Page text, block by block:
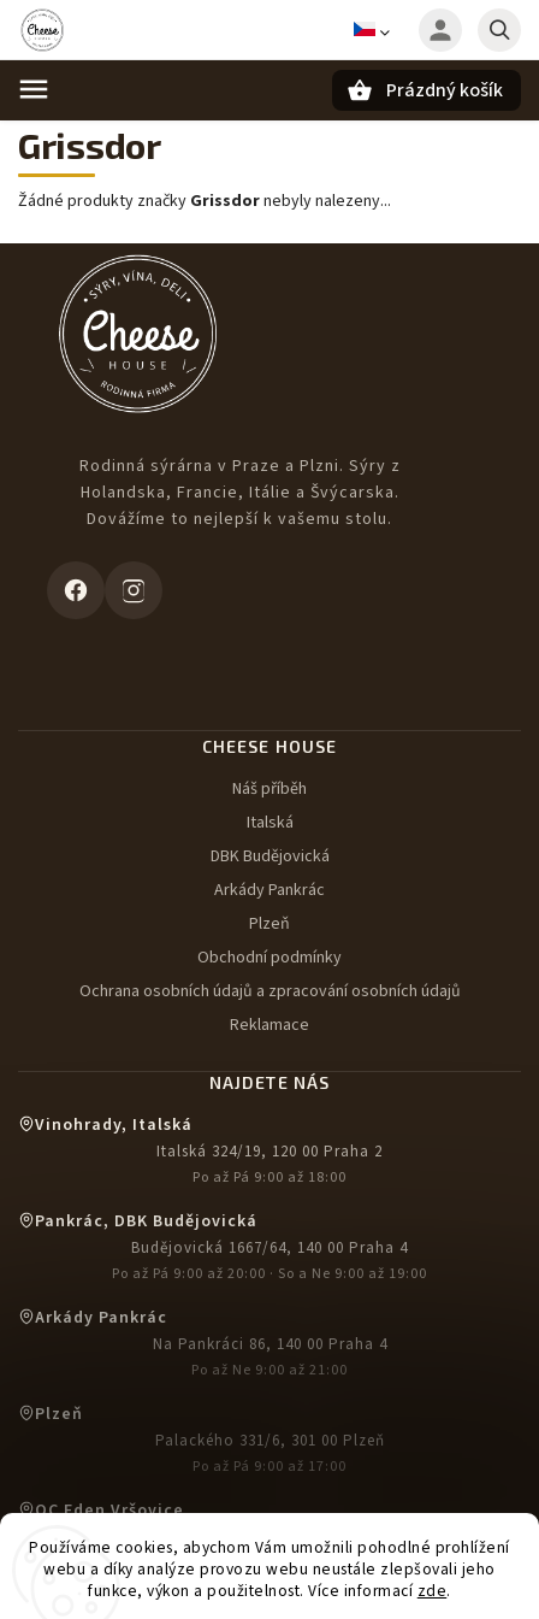
Používáme cookies, abychom Vám umožnili pohodlné prohlížení
webu a díky analýze provozu webu neustále zlepšovali jeho
funkce, výkon a použitelnost. Více informací zde.
Hledat
Prázdný košík
Grissdor
Žádné produkty značky Grissdornebyly nalezeny...
Rodinná sýrárna v Praze a Plzni. Sýry z
Holandska, Francie, Itálie a Švýcarska.
Dovážíme to nejlepší k vašemu stolu.
CHEESE HOUSE
Náš příběh
Italská
DBK Budějovická
Arkády Pankrác
Plzeň
Obchodní podmínky
Ochrana osobních údajů a zpracování osobních údajů
Reklamace
NAJDETE NÁS
Vinohrady, Italská
Italská 324/19, 120 00 Praha 2
Po až Pá 9:00 až 18:00
Pankrác, DBK Budějovická
Budějovická 1667/64, 140 00 Praha 4
Po až Pá 9:00 až 20:00 · So a Ne 9:00 až 19:00
Arkády Pankrác
Na Pankráci 86, 140 00 Praha 4
Po až Ne 9:00 až 21:00
Plzeň
Palackého 331/6, 301 00 Plzeň
Po až Pá 9:00 až 17:00
OC Eden Vršovice
U Slavie 1527, 100 00 Praha 10-Vršovice
Po až Ne 9:00 až 21:00